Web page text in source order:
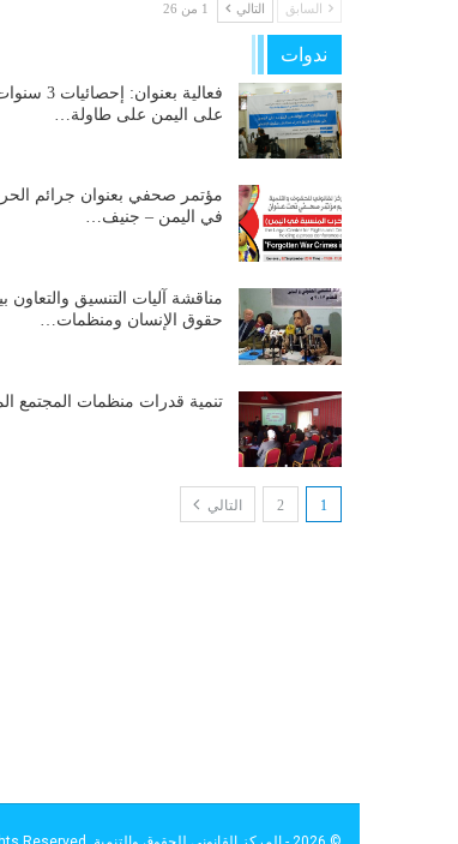
السابق التالي 1 من 26
ندوات
فعالية
على اليمن على طاولة…
مؤتمر صحفي بعنوان جرائم
في اليمن – جنيف…
مناقشة آليات التنسيق والتعاون
حقوق الإنسان ومنظمات…
تنمية قدرات منظمات المجتمع
1
2 التالي